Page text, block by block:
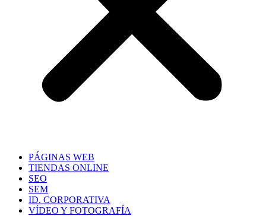
PÁGINAS WEB
TIENDAS ONLINE
SEO
SEM
ID. CORPORATIVA
VÍDEO Y FOTOGRAFÍA